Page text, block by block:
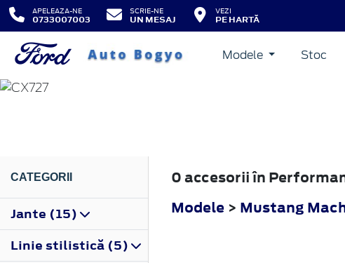
APELEAZA-NE
0733007003
SCRIE-NE
UN MESAJ
VEZI
PE HARTĂ
Modele Stoc
MUSTANG MACH-E
CATEGORII
Jante (15)
Linie stilistică (5)
0 accesorii în
Modele > Mustang